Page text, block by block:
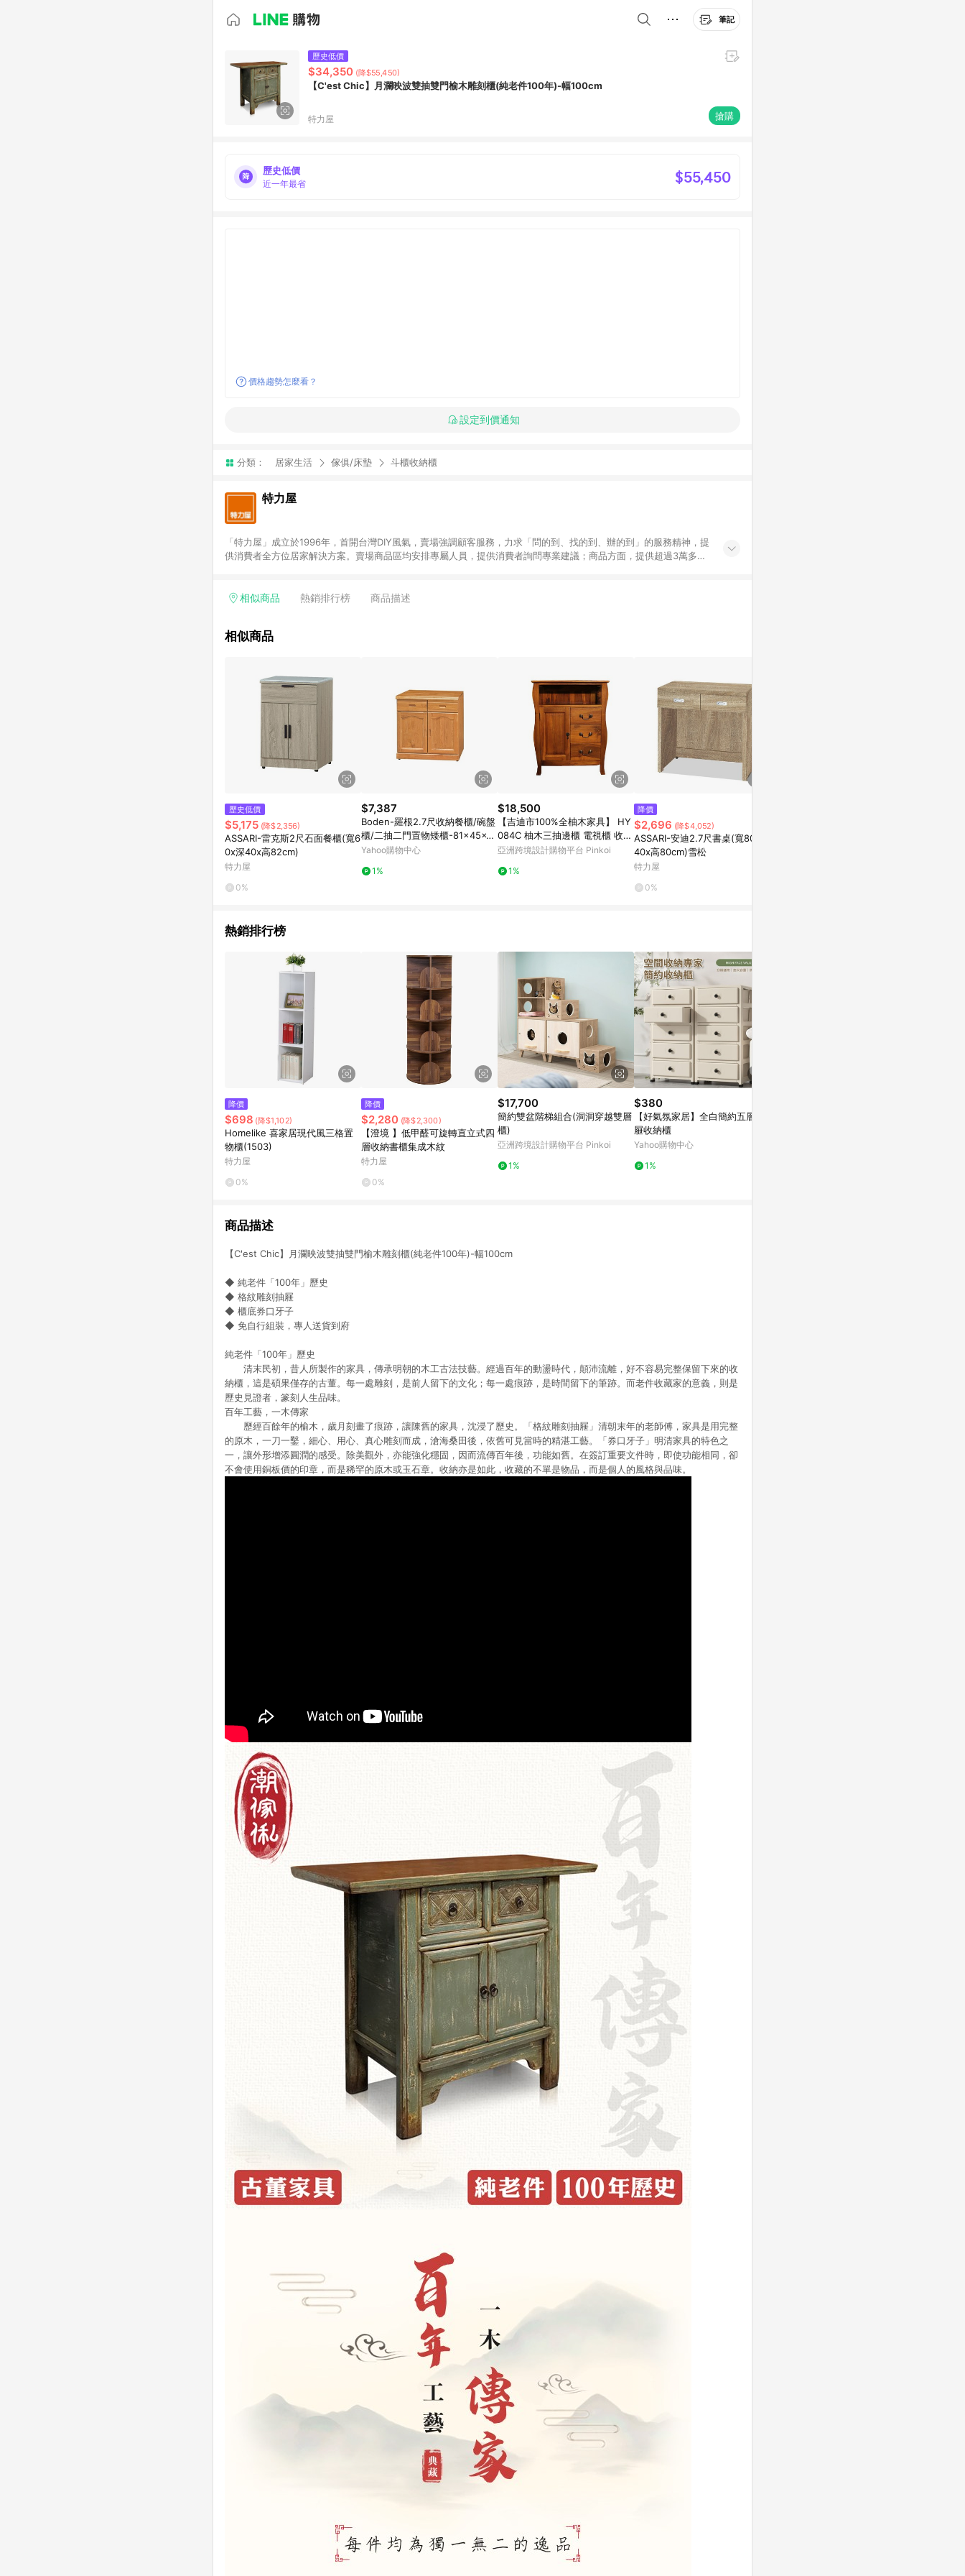
筆記
歷史低價
$34,350 (降$55,450)
【C'est Chic】月瀾映波雙抽雙門榆木雕刻櫃(純老件100年)-幅100cm
特力屋 搶購
歷史低價
近一年最省 $55,450
價格趨勢怎麼看？
設定到價通知
分類： 居家生活 傢俱/床墊 斗櫃收納櫃
特力屋
「特力屋」成立於1996年，首開台灣DIY風氣，賣場強調顧客服務，力求「問的到、找的到、辦的到」的服務精神，提
供消費者全方位居家解決方案。賣場商品區均安排專屬人員，提供消費者詢問專業建議；商品方面，提供超過3萬多種
升服務質感，期望每一位來店顧客，能輕鬆挑選到商品(Simple to choose)、在最短的時間內完成訂購或結帳流程
相似商品 熱銷排行榜 商品描述
相似商品
歷史低價
$5,175 (降$2,356)
ASSARI-雷克斯2尺石面餐櫃(寬6
0x深40x高82cm)
特力屋
0%
$7,387
Boden-羅根2.7尺收納餐櫃/碗盤
櫃/二抽二門置物矮櫃-81x45x8
4cm
Yahoo購物中心
1%
$18,500
【吉迪市100%全柚木家具】 HY
084C 柚木三抽邊櫃 電視櫃 收納
櫃
亞洲跨境設計購物平台 Pinkoi
1%
降價
$2,696 (降$4,052)
ASSARI-安迪2.7尺書桌(寬80x深
40x高80cm)雪松
特力屋
0%
熱銷排行榜
降價
$698 (降$1,102)
Homelike 喜家居現代風三格置
物櫃(1503)
特力屋
0%
降價
$2,280 (降$2,300)
【澄境 】低甲醛可旋轉直立式四
層收納書櫃集成木紋
特力屋
0%
$17,700
簡約雙盆階梯組合(洞洞穿越雙層
櫃)
亞洲跨境設計購物平台 Pinkoi
1%
$380
【好氣氛家居】全白簡約五層抽
屜收納櫃
Yahoo購物中心
1%
商品描述
【C'est Chic】月瀾映波雙抽雙門榆木雕刻櫃(純老件100年)-幅100cm
◆ 純老件「100年」歷史
◆ 格紋雕刻抽屜
◆ 櫃底券口牙子
◆ 免自行組裝，專人送貨到府
純老件「100年」歷史
清末民初，昔人所製作的家具，傳承明朝的木工古法技藝。經過百年的動盪時代，顛沛流離，好不容易完整保留下來的收
納櫃，這是碩果僅存的古董。每一處雕刻，是前人留下的文化；每一處痕跡，是時間留下的筆跡。而老件收藏家的意義，則是
歷史見證者，篆刻人生品味。
百年工藝，一木傳家
歷經百餘年的榆木，歲月刻畫了痕跡，讓陳舊的家具，沈浸了歷史。「格紋雕刻抽屜」清朝末年的老師傅，家具是用完整
的原木，一刀一鑿，細心、用心、真心雕刻而成，滄海桑田後，依舊可見當時的精湛工藝。「券口牙子」明清家具的特色之
一，讓外形增添圓潤的感受。除美觀外，亦能強化穩固，因而流傳百年後，功能如舊。在簽訂重要文件時，即使功能相同，卻
不會使用銅板價的印章，而是稀罕的原木或玉石章。收納亦是如此，收藏的不單是物品，而是個人的風格與品味。